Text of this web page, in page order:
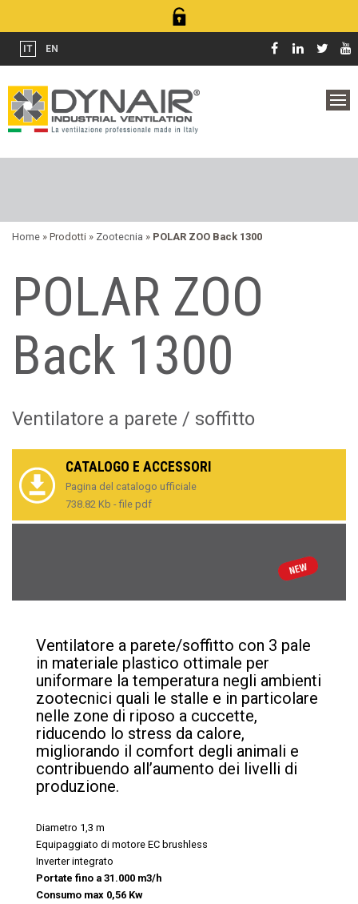
IT EN
Home » Prodotti » Zootecnia » POLAR ZOO Back 1300
POLAR ZOO
Back 1300
Ventilatore a parete / soffitto
CATALOGO E ACCESSORI
Pagina del catalogo ufficiale
738.82 Kb - file pdf
Ventilatore a parete/soffitto con 3 pale
in materiale plastico ottimale per
uniformare la temperatura negli ambienti
zootecnici quali le stalle e in particolare
nelle zone di riposo a cuccette,
riducendo lo stress da calore,
migliorando il comfort degli animali e
contribuendo all’aumento dei livelli di
produzione.
Diametro 1,3 m
Equipaggiato di motore EC brushless
Inverter integrato
Portate fino a 31.000 m3/h
Consumo max 0,56 Kw